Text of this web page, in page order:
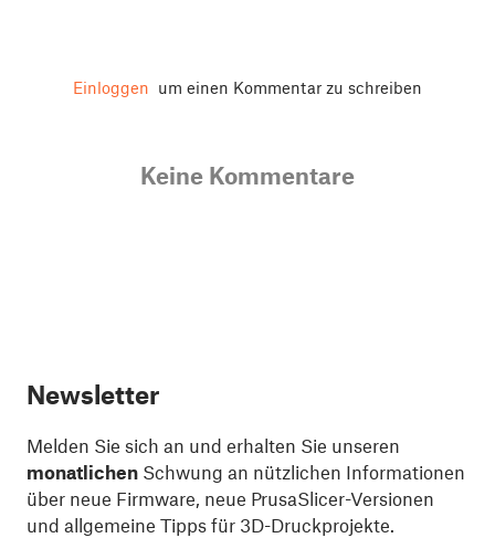
Einloggen um einen Kommentar zu schreiben
Keine Kommentare
Newsletter
Melden Sie sich an und erhalten Sie unseren
monatlichen Schwung an nützlichen Informationen
über neue Firmware, neue PrusaSlicer-Versionen
und allgemeine Tipps für 3D-Druckprojekte.